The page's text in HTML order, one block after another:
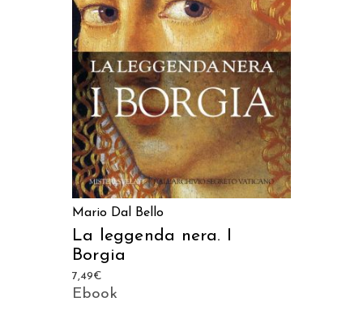
AGGIUNGI AL CARRELLO
Mario Dal Bello
La leggenda nera. I
Borgia
7,49€
Ebook